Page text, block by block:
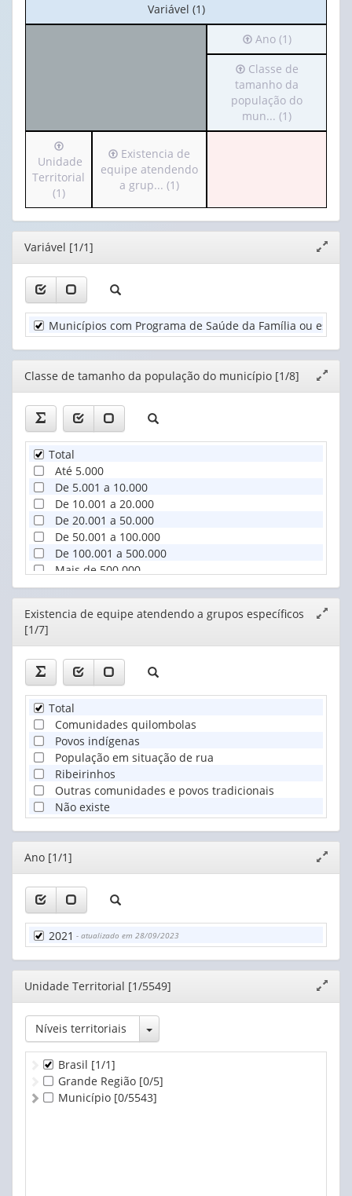
No
cabeçalho:
Variável (1)
Irá
para
o
cabeçalho
(possui
apenas
1
Ano (1)
Irá
para
o
cabeçalho
(possui
Classe
de
(1)
Classe de
tamanho da
população do
mun... (1)
Irá
para
o
cabeçalho
(possui
apenas
valor):
Unidade
Territorial
(1)
Unidade
Territorial
(1)
Irá
para
apenas
valor):
Existencia
de
equipe
atendendo
a
grup...
Existencia de
equipe atendendo
a grup... (1)
Editor
janela
Variável [1/1]
Municípios com Programa de Saúde da Família ou
Editor
janela
Classe de tamanho da população do município [1/8]
Total
Até 5.000
De 5.001 a 10.000
De 10.001 a 20.000
De 20.001 a 50.000
De 50.001 a 100.000
De 100.001 a 500.000
Mais de 500.000
Editor
Existencia de equipe atendendo a grupos específicos
[1/7]
Total
Comunidades quilombolas
Povos indígenas
População em situação de rua
Ribeirinhos
Outras comunidades e povos tradicionais
Não existe
Editor
janela
Ano [1/1]
2021 - atualizado em 28/09/2023
Editor
janela
Unidade Territorial [1/5549]
Níveis territoriais Toggle Dropdown
Brasil [1/1]
Grande Região [0/5]
Município [0/5543]